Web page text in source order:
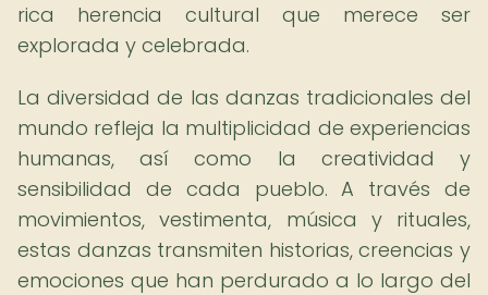
rica herencia cultural que merece ser
explorada y celebrada.
La diversidad de las danzas tradicionales del
mundo refleja la multiplicidad de experiencias
humanas, así como la creatividad y
sensibilidad de cada pueblo. A través de
movimientos, vestimenta, música y rituales,
estas danzas transmiten historias, creencias y
emociones que han perdurado a lo largo del